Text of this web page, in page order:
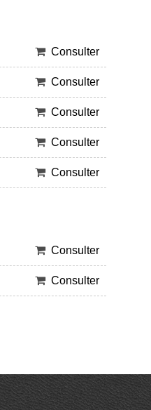
Consulter
Consulter
Consulter
Consulter
Consulter
Consulter
Consulter